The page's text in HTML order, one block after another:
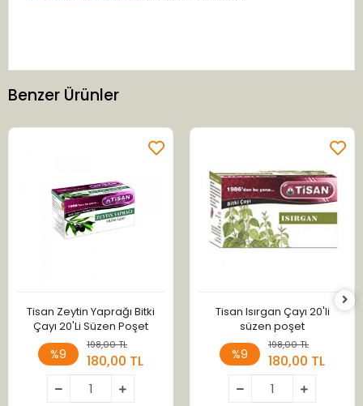
Benzer Ürünler
Tisan Zeytin Yaprağı Bitki
Çayı 20'Li Süzen Poşet
%9
198,00 TL
180,00 TL
Tisan Isırgan Çayı 20'li
süzen poşet
%9
198,00 TL
180,00 TL